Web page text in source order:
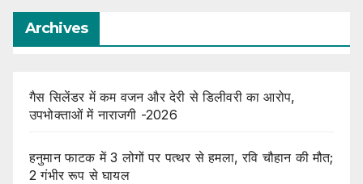
Archives
गैस सिलेंडर में कम वजन और देरी से डिलीवरी का आरोप,
उपभोक्ताओं में नाराजगी -2026
हनुमान फाटक में 3 लोगों पर पत्थर से हमला, रवि चौहान की मौत;
2 गंभीर रूप से घायल